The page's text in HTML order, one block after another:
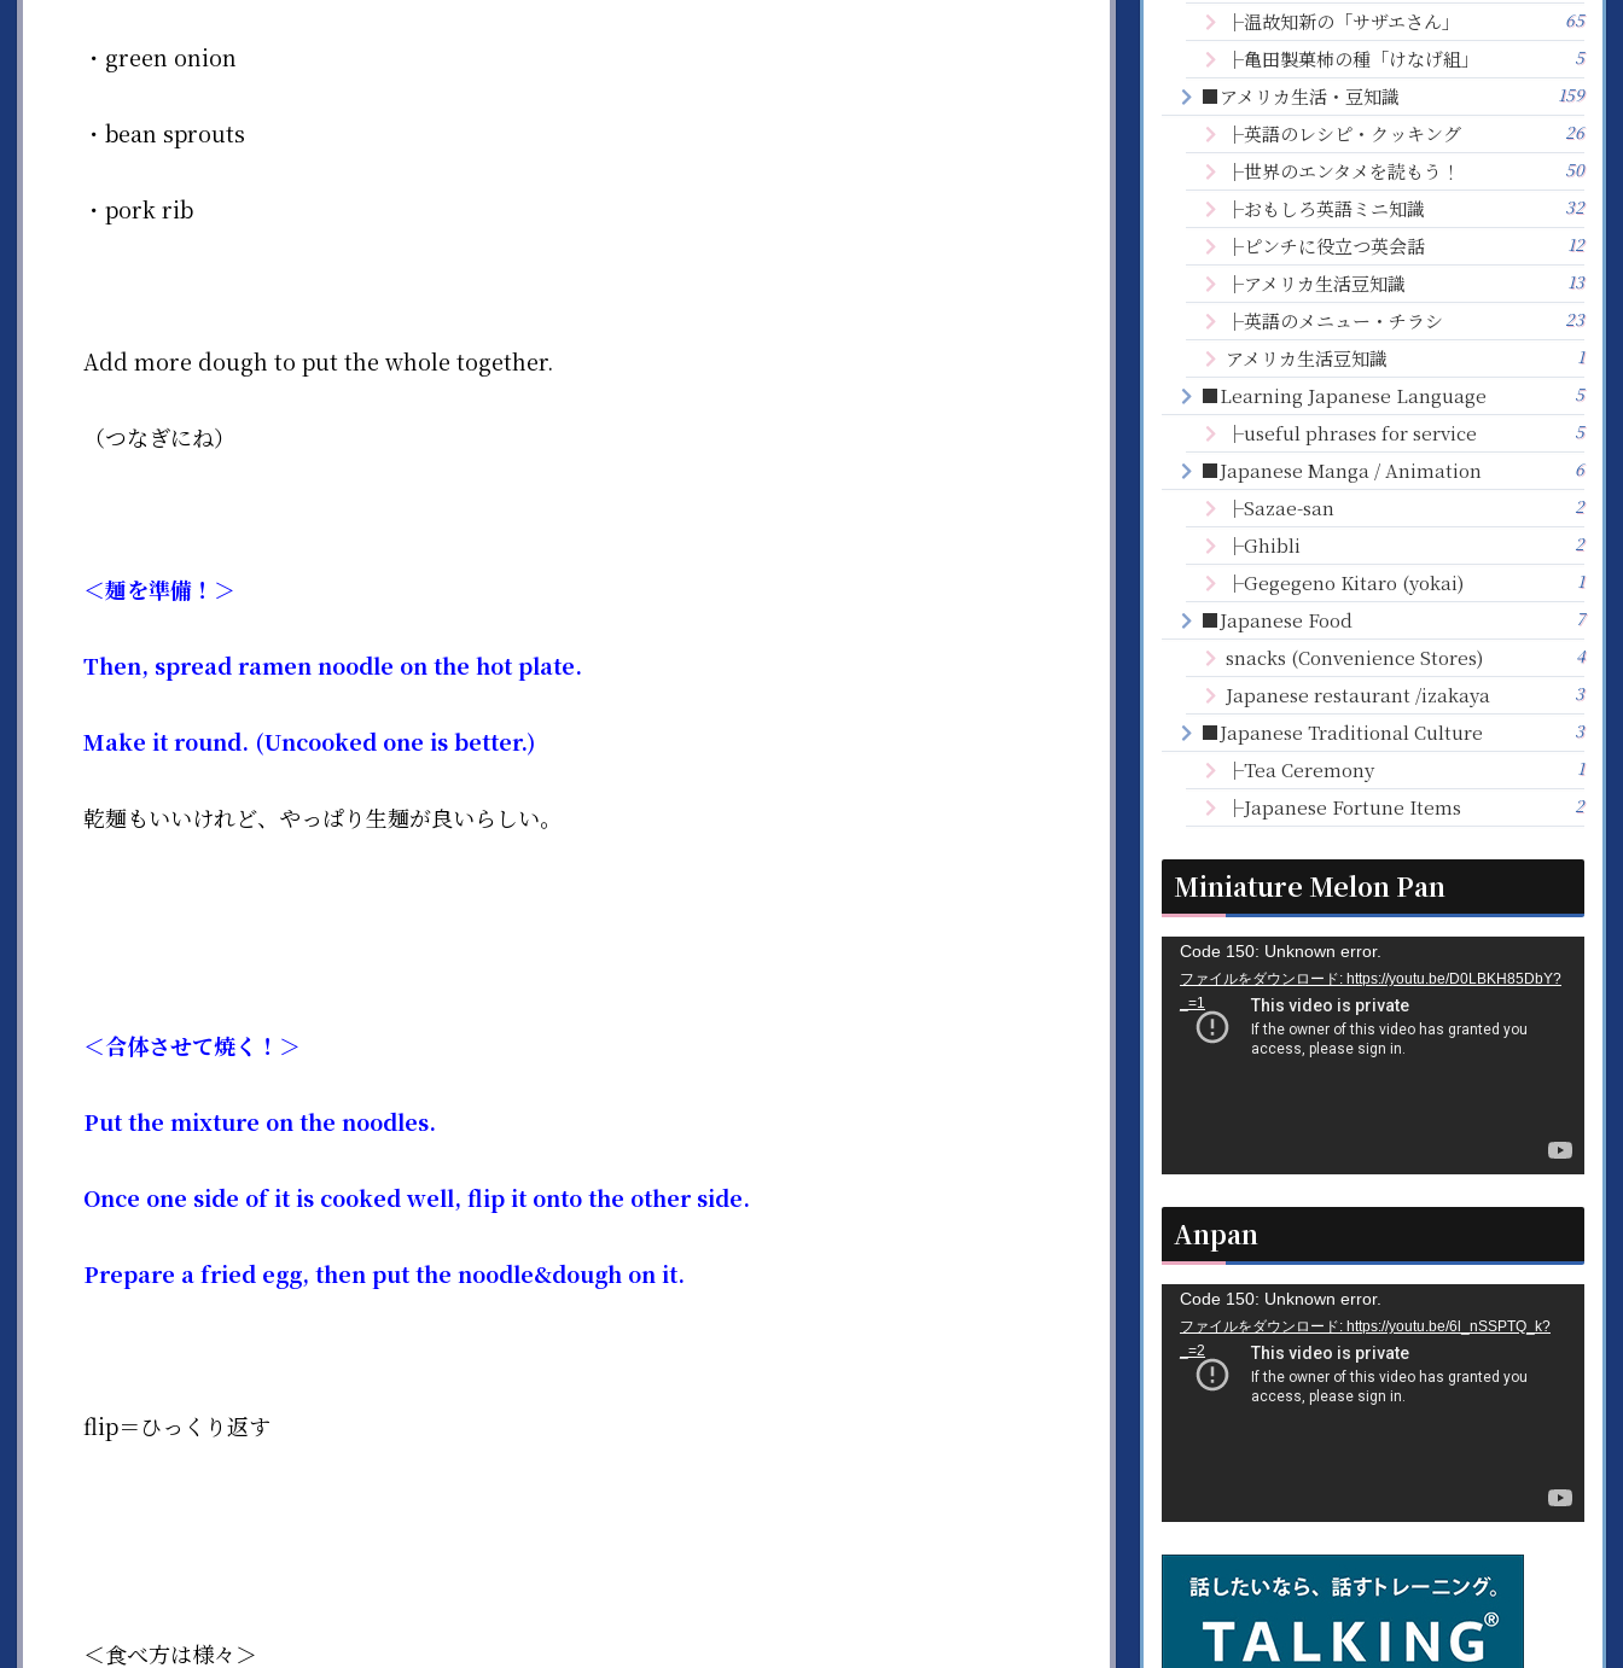
・green onion
・bean sprouts
・pork rib
Add more dough to put the whole together.
（つなぎにね）
＜麺を準備！＞
Then, spread ramen noodle on the hot plate.
Make it round. (Uncooked one is better.)
乾麺もいいけれど、やっぱり生麺が良いらしい。
＜合体させて焼く！＞
Put the mixture on the noodles.
Once one side of it is cooked well, flip it onto the other side.
Prepare a fried egg, then put the noodle&dough on it.
flip＝ひっくり返す
＜食べ方は様々＞
├温故知新の「サザエさん」 65
├亀田製菓柿の種「けなげ組」 5
■アメリカ生活・豆知識 159
├英語のレシピ・クッキング 26
├世界のエンタメを読もう！ 50
├おもしろ英語ミニ知識 32
├ピンチに役立つ英会話 12
├アメリカ生活豆知識 13
├英語のメニュー・チラシ 23
アメリカ生活豆知識 1
■Learning Japanese Language 5
├useful phrases for service 5
■Japanese Manga / Animation 6
├Sazae-san 2
├Ghibli 2
├Gegegeno Kitaro (yokai) 1
■Japanese Food 7
snacks (Convenience Stores) 4
Japanese restaurant /izakaya 3
■Japanese Traditional Culture 3
├Tea Ceremony 1
├Japanese Fortune Items 2
Miniature Melon Pan
動
画
Code 150: Unknown error.
ファイルをダウンロード: https://youtu.be/D0LBKH85DbY?
_=1
Anpan
動
画
Code 150: Unknown error.
ファイルをダウンロード: https://youtu.be/6l_nSSPTQ_k?
_=2